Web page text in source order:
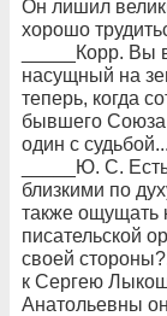
Он лишил
хорошо
_____Корр. Вы
насущный на
теперь, когда
бывшего
один с судьбой...
_____Ю. С.
близкими по
также ощущать
писательской
своей
к Сергею
Анатольевны